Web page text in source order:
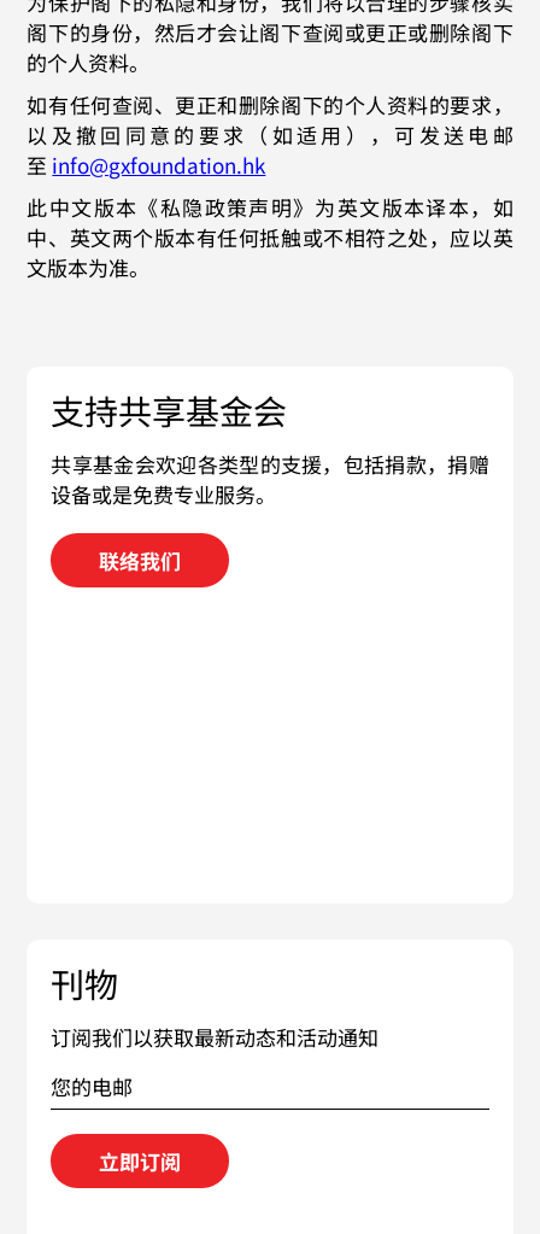
阁下的身份，然后才会让阁下查阅或更正或删除阁下
的个人资料。
如有任何查阅、更正和删除阁下的个人资料的要求，
以及撤回同意的要求（如适用），可发送电邮
至 info@gxfoundation.hk
此中文版本《私隐政策声明》为英文版本译本，如
中、英文两个版本有任何抵触或不相符之处，应以英
文版本为准。
支持共享基金会
共享基金会欢迎各类型的支援，包括捐款，捐赠
设备或是免费专业服务。
联络我们
刊物
订阅我们以获取最新动态和活动通知
立即订阅